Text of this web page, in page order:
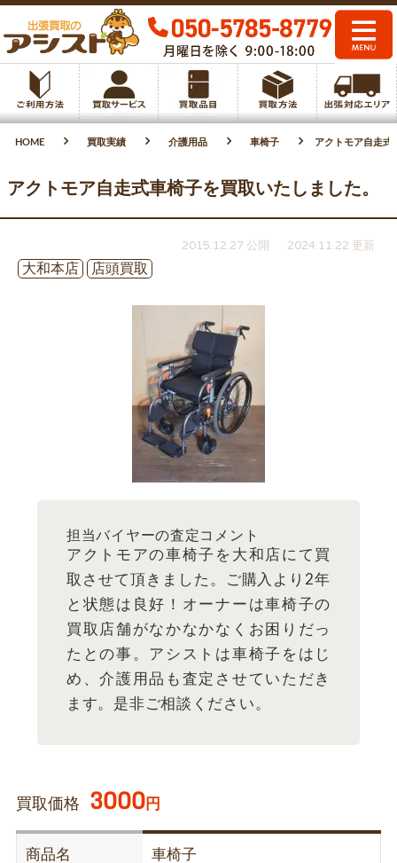
HOME 買取実績 介護用品 車椅子 アクトモア自走式
アクトモア自走式車椅子を買取いたしました。
2015.12.27 公開
2024.11.22 更新
大和本店
店頭買取
担当バイヤーの査定コメント
アクトモアの車椅子を大和店にて買
取させて頂きました。ご購入より2年
と状態は良好！オーナーは車椅子の
買取店舗がなかなかなくお困りだっ
たとの事。アシストは車椅子をはじ
め、介護用品も査定させていただき
ます。是非ご相談ください。
買取価格 3000円
商品名 車椅子